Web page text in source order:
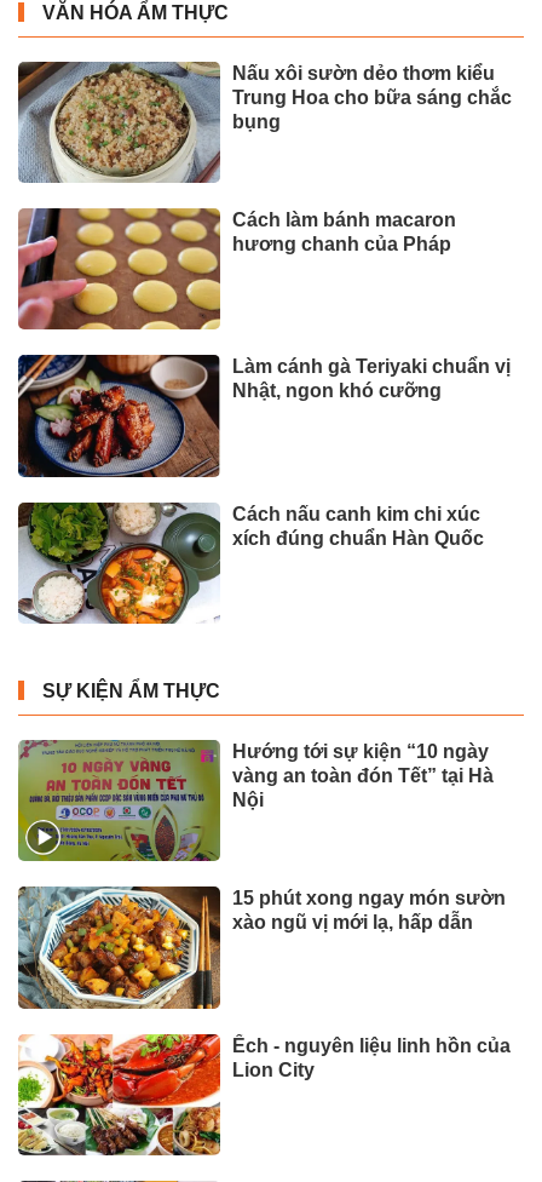
VĂN HÓA ẨM THỰC
Nấu xôi sườn dẻo thơm kiểu
Trung Hoa cho bữa sáng chắc
bụng
Cách làm bánh macaron
hương chanh của Pháp
Làm cánh gà Teriyaki chuẩn vị
Nhật, ngon khó cưỡng
Cách nấu canh kim chi xúc
xích đúng chuẩn Hàn Quốc
SỰ KIỆN ẨM THỰC
Hướng tới sự kiện “10 ngày
vàng an toàn đón Tết” tại Hà
Nội
15 phút xong ngay món sườn
xào ngũ vị mới lạ, hấp dẫn
Ếch - nguyên liệu linh hồn của
Lion City